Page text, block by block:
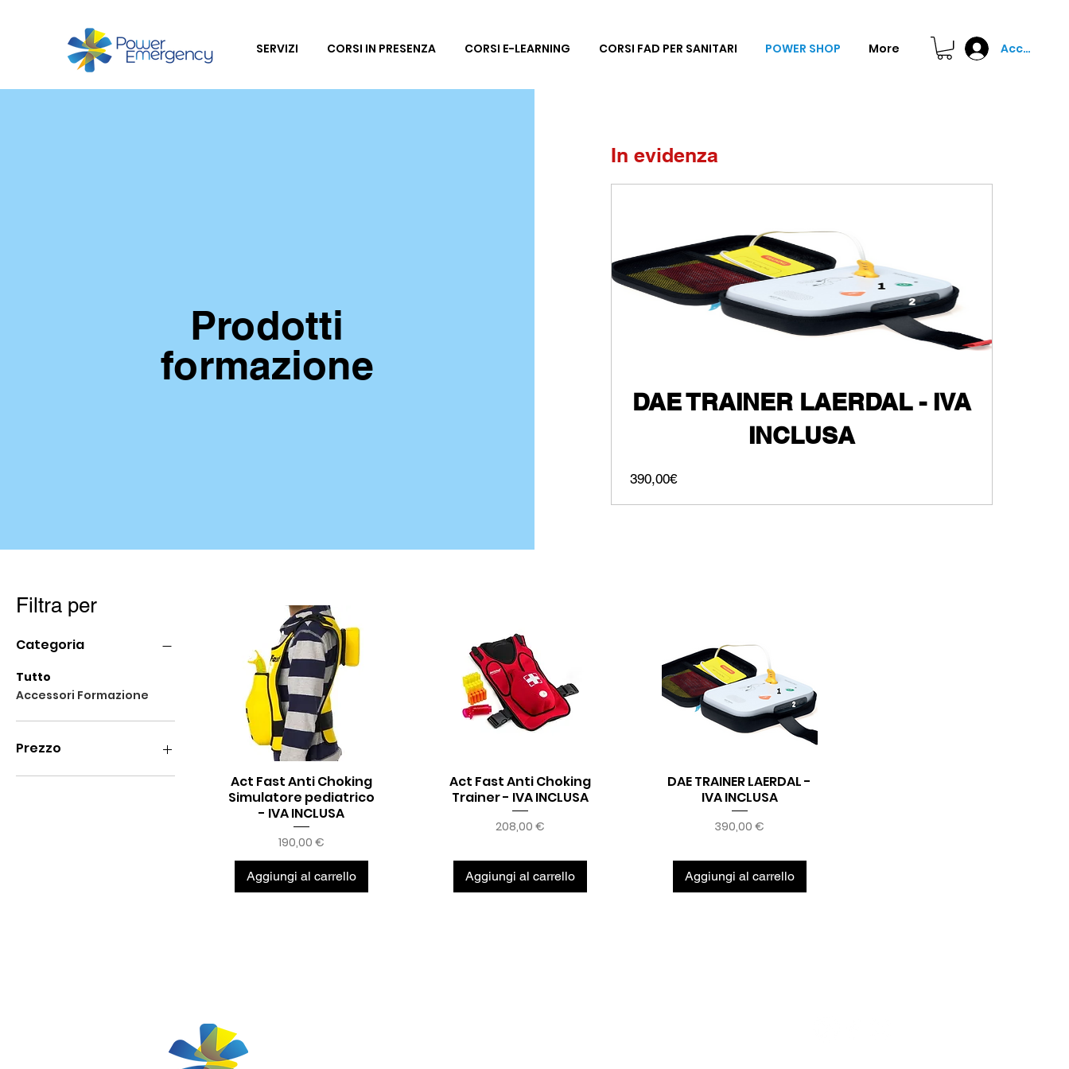
SERVIZI CORSI IN PRESENZA CORSI E-LEARNING CORSI FAD PER SANITARI POWER SHOP More Accedi
Prodotti
formazione
In evidenza
DAE TRAINER LAERDAL - IVA
INCLUSA
390,00€Prezzo
Filtra per
Categoria
Tutto
Accessori Formazione
Prezzo
Vista rapida
Act Fast Anti Choking
Simulatore pediatrico
- IVA INCLUSA
Prezzo
190,00 €
Aggiungi al carrello
Vista rapida
Act Fast Anti Choking
Trainer - IVA INCLUSA
Prezzo
208,00 €
Aggiungi al carrello
Vista rapida
DAE TRAINER LAERDAL -
IVA INCLUSA
Prezzo
390,00 €
Aggiungi al carrello